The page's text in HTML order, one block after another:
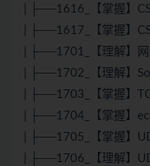
| ├──1616_【掌握】
| ├──1617_【掌握】
| ├──1701_【理解】
| ├──1702_【理解】
| ├──1703_【掌握】
| ├──1704_【掌握】
| ├──1705_【掌握】
| ├──1706_【理解】